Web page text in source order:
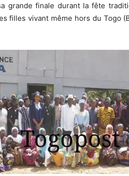
grande finale durant la fête
filles vivant même hors du Togo